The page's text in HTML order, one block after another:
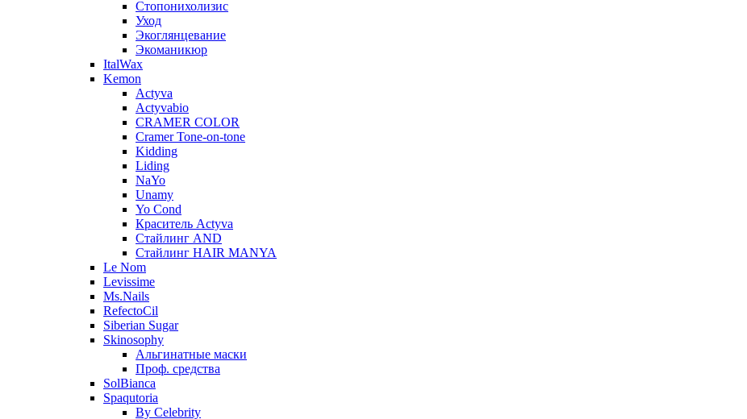
Стопонихолизис
Уход
Экоглянцевание
Экоманикюр
ItalWax
Kemon
Actyva
Actyvabio
CRAMER COLOR
Cramer Tone-on-tone
Kidding
Liding
NaYo
Unamy
Yo Cond
Краситель Actyva
Стайлинг AND
Стайлинг HAIR MANYA
Le Nom
Levissime
Ms.Nails
RefectoCil
Siberian Sugar
Skinosophy
Альгинатные маски
Проф. средства
SolBianca
Spaqutoria
By Celebrity